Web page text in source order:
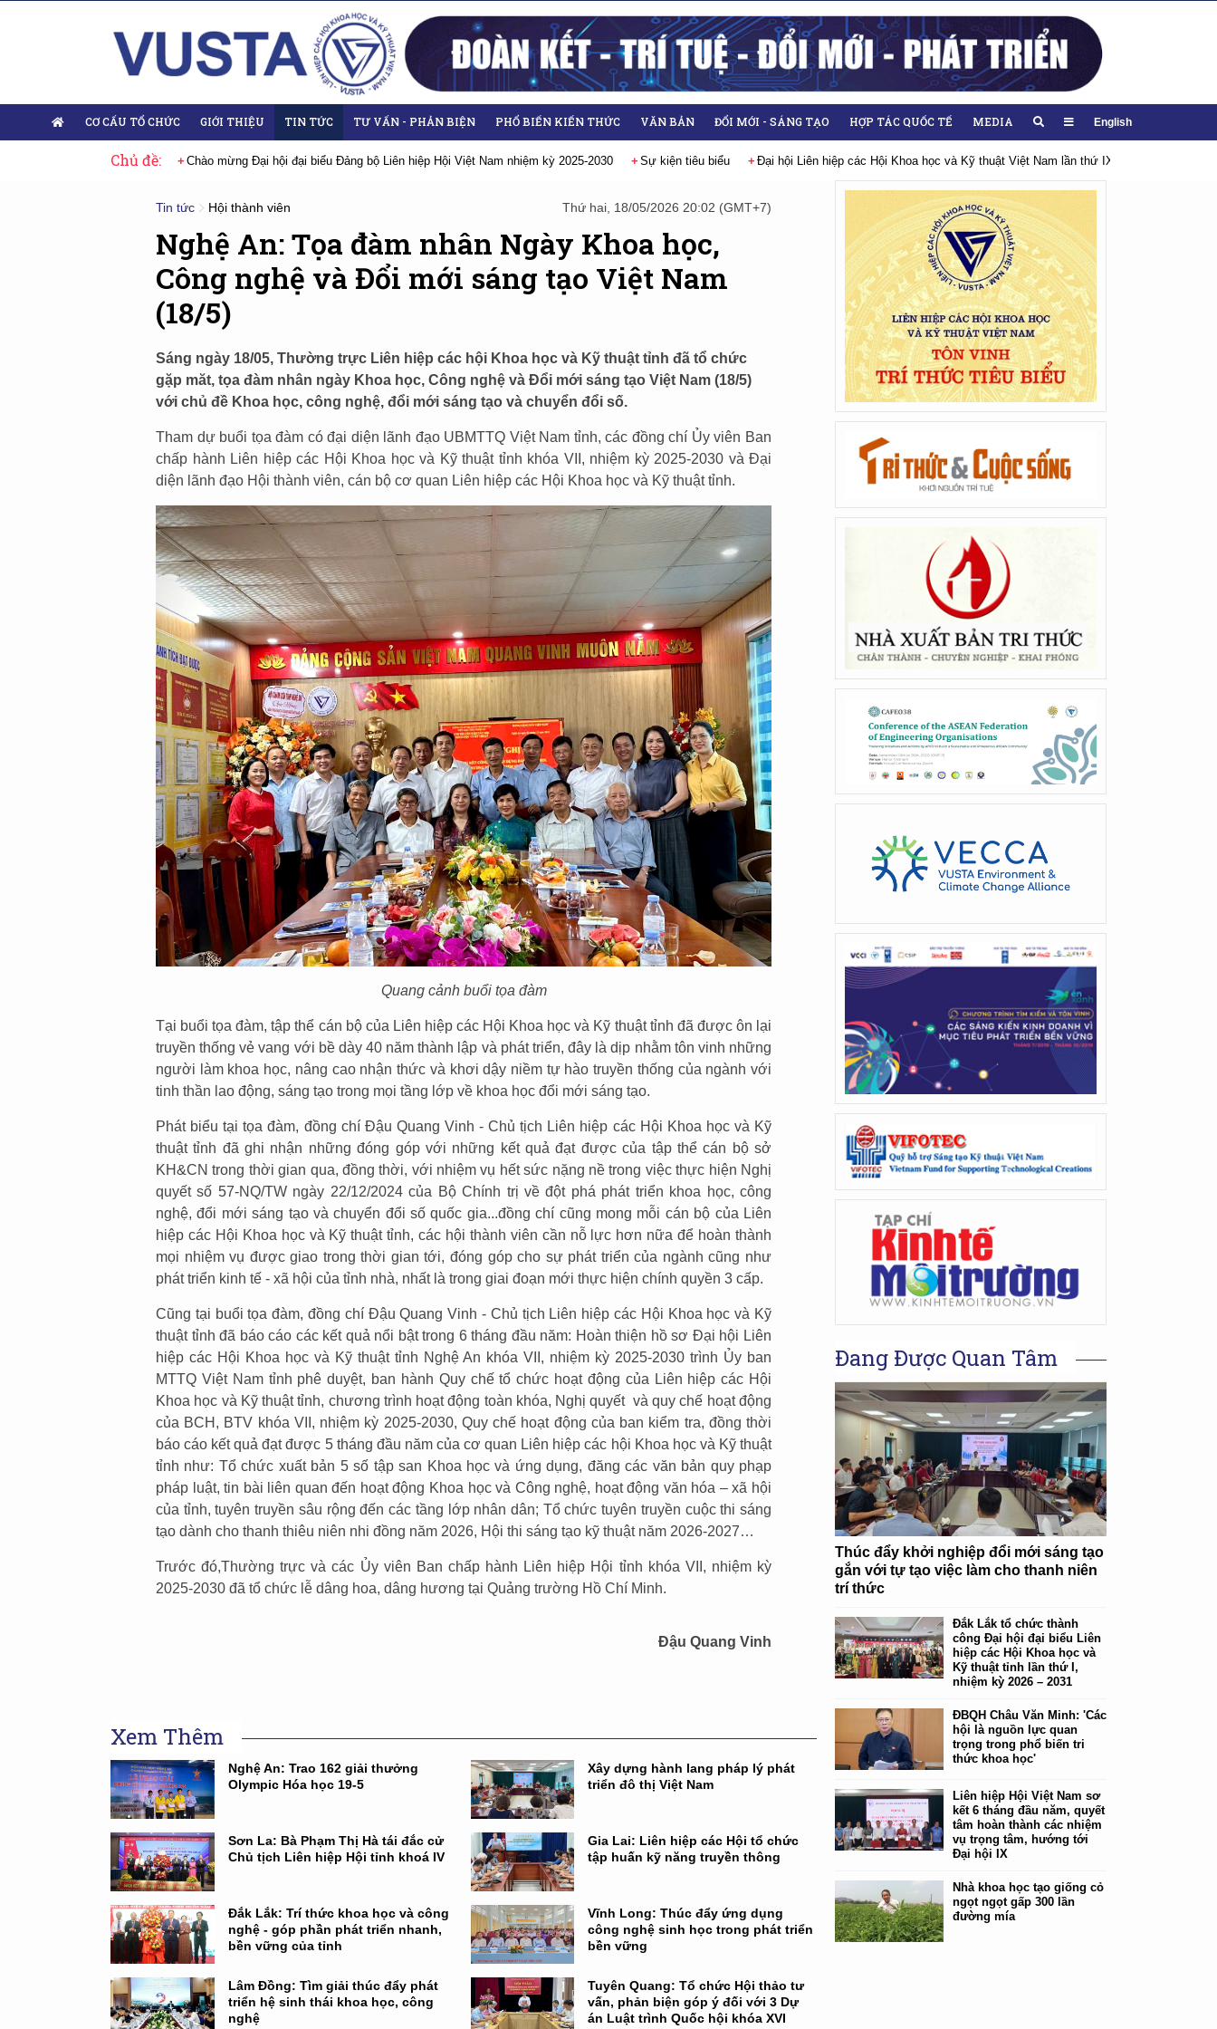
CƠ CẤU TỔ CHỨC GIỚI THIỆU TIN TỨC TƯ VẤN - PHẢN BIỆN PHỔ BIẾN KIẾN THỨC VĂN BẢN ĐỔI MỚI - SÁNG TẠO HỢP TÁC QUỐC TẾ MEDIA English
Chủ đề:
biểu Đảng bộ Liên hiệp Hội Việt Nam nhiệm kỳ 2025-2030 Sự kiện tiêu biểu Đại hội Liên hiệp các Hội Khoa học và Kỹ thuật Việt Nam lần thứ IX, nhiệm kỳ 2026-2031 Hướng tới Đại hội lần thứ XIV của Đảng
Tin tức Hội thành viên Thứ hai, 18/05/2026 20:02 (GMT+7)
Nghệ An: Tọa đàm nhân Ngày Khoa học,
Công nghệ và Đổi mới sáng tạo Việt Nam
(18/5)
Sáng ngày 18/05, Thường trực Liên hiệp các hội Khoa học và Kỹ thuật tỉnh đã tổ chức
gặp măt, tọa đàm nhân ngày Khoa học, Công nghệ và Đổi mới sáng tạo Việt Nam (18/5)
với chủ đề Khoa học, công nghệ, đổi mới sáng tạo và chuyển đổi số.
Tham dự buổi tọa đàm có đại diện lãnh đạo UBMTTQ Việt Nam tỉnh, các đồng chí Ủy viên Ban
chấp hành Liên hiệp các Hội Khoa học và Kỹ thuật tỉnh khóa VII, nhiệm kỳ 2025-2030 và Đại
diện lãnh đạo Hội thành viên, cán bộ cơ quan Liên hiệp các Hội Khoa học và Kỹ thuật tỉnh.
Quang cảnh buổi tọa đàm
Tại buổi tọa đàm, tập thể cán bộ của Liên hiệp các Hội Khoa học và Kỹ thuật tỉnh đã được ôn lại
truyền thống vẻ vang với bề dày 40 năm thành lập và phát triển, đây là dịp nhằm tôn vinh những
người làm khoa học, nâng cao nhận thức và khơi dậy niềm tự hào truyền thống của ngành với
tinh thần lao động, sáng tạo trong mọi tầng lớp về khoa học đổi mới sáng tạo.
Phát biểu tại tọa đàm, đồng chí Đậu Quang Vinh - Chủ tịch Liên hiệp các Hội Khoa học và Kỹ
thuật tỉnh đã ghi nhận những đóng góp với những kết quả đạt được của tập thể cán bộ sở
KH&CN trong thời gian qua, đồng thời, với nhiệm vụ hết sức nặng nề trong việc thực hiện Nghị
quyết số 57-NQ/TW ngày 22/12/2024 của Bộ Chính trị về đột phá phát triển khoa học, công
nghệ, đổi mới sáng tạo và chuyển đổi số quốc gia...đồng chí cũng mong mỗi cán bộ của Liên
hiệp các Hội Khoa học và Kỹ thuật tỉnh, các hội thành viên cần nỗ lực hơn nữa để hoàn thành
mọi nhiệm vụ được giao trong thời gian tới, đóng góp cho sự phát triển của ngành cũng như
phát triển kinh tế - xã hội của tỉnh nhà, nhất là trong giai đoạn mới thực hiện chính quyền 3 cấp.
Cũng tại buổi tọa đàm, đồng chí Đậu Quang Vinh - Chủ tịch Liên hiệp các Hội Khoa học và Kỹ
thuật tỉnh đã báo cáo các kết quả nổi bật trong 6 tháng đầu năm: Hoàn thiện hồ sơ Đại hội Liên
hiệp các Hội Khoa học và Kỹ thuật tỉnh Nghệ An khóa VII, nhiệm kỳ 2025-2030 trình Ủy ban
MTTQ Việt Nam tỉnh phê duyệt, ban hành Quy chế tổ chức hoạt động của Liên hiệp các Hội
Khoa học và Kỹ thuật tỉnh, chương trình hoạt động toàn khóa, Nghị quyết và quy chế hoạt động
của BCH, BTV khóa VII, nhiệm kỳ 2025-2030, Quy chế hoạt động của ban kiểm tra, đồng thời
báo cáo kết quả đạt được 5 tháng đầu năm của cơ quan Liên hiệp các hội Khoa học và Kỹ thuật
tỉnh như: Tổ chức xuất bản 5 số tập san Khoa học và ứng dụng, đăng các văn bản quy phạp
pháp luật, tin bài liên quan đến hoạt động Khoa học và Công nghệ, hoạt động văn hóa – xã hội
của tỉnh, tuyên truyền sâu rộng đến các tầng lớp nhân dân; Tổ chức tuyên truyền cuộc thi sáng
tạo dành cho thanh thiêu niên nhi đồng năm 2026, Hội thi sáng tạo kỹ thuật năm 2026-2027…
Trước đó,Thường trực và các Ủy viên Ban chấp hành Liên hiệp Hội tỉnh khóa VII, nhiệm kỳ
2025-2030 đã tổ chức lễ dâng hoa, dâng hương tại Quảng trường Hồ Chí Minh.
Đậu Quang Vinh
Xem Thêm
Nghệ An: Trao 162 giải thưởng
Olympic Hóa học 19-5
Xây dựng hành lang pháp lý phát
triển đô thị Việt Nam
Sơn La: Bà Phạm Thị Hà tái đắc cử
Chủ tịch Liên hiệp Hội tỉnh khoá IV
Gia Lai: Liên hiệp các Hội tổ chức
tập huấn kỹ năng truyền thông
Đắk Lắk: Trí thức khoa học và công
nghệ - góp phần phát triển nhanh,
bền vững của tỉnh
Vĩnh Long: Thúc đẩy ứng dụng
công nghệ sinh học trong phát triển
bền vững
Lâm Đồng: Tìm giải thúc đẩy phát
triển hệ sinh thái khoa học, công
nghệ
Tuyên Quang: Tổ chức Hội thảo tư
vấn, phản biện góp ý đối với 3 Dự
án Luật trình Quốc hội khóa XVI
Đang Được Quan Tâm
Thúc đẩy khởi nghiệp đổi mới sáng tạo
gắn với tự tạo việc làm cho thanh niên
trí thức
Đắk Lắk tổ chức thành
công Đại hội đại biểu Liên
hiệp các Hội Khoa học và
Kỹ thuật tỉnh lần thứ I,
nhiệm kỳ 2026 – 2031
ĐBQH Châu Văn Minh: 'Các
hội là nguồn lực quan
trọng trong phổ biến tri
thức khoa học'
Liên hiệp Hội Việt Nam sơ
kết 6 tháng đầu năm, quyết
tâm hoàn thành các nhiệm
vụ trọng tâm, hướng tới
Đại hội IX
Nhà khoa học tạo giống cỏ
ngọt ngọt gấp 300 lần
đường mía